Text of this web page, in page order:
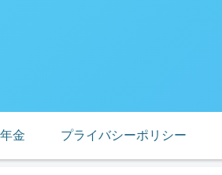
年金 プライバシーポリシー